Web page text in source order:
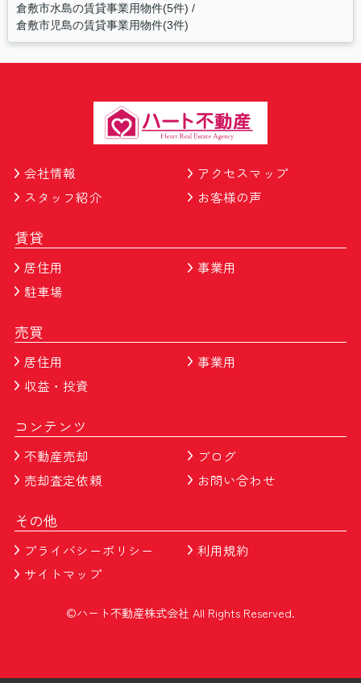
倉敷市水島の賃貸事業用物件(5件)
倉敷市児島の賃貸事業用物件(3件)
会社情報
アクセスマップ
スタッフ紹介
お客様の声
賃貸
居住用
事業用
駐車場
売買
居住用
事業用
収益・投資
コンテンツ
不動産売却
ブログ
売却査定依頼
お問い合わせ
その他
プライバシーポリシー
利用規約
サイトマップ
©ハート不動産株式会社 All Rights Reserved.